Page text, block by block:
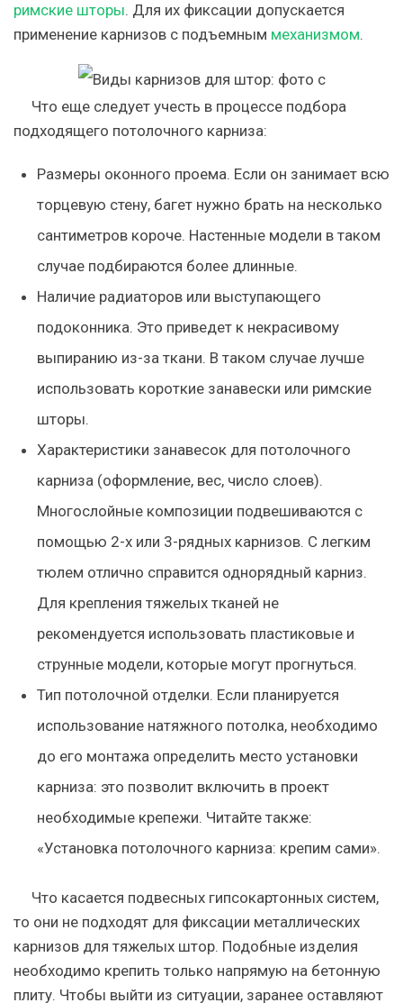
римские шторы. Для их фиксации допускается
применение карнизов с подъемным механизмом.
Что еще следует учесть в процессе подбора
подходящего потолочного карниза:
Размеры оконного проема. Если он занимает всю
торцевую стену, багет нужно брать на несколько
сантиметров короче. Настенные модели в таком
случае подбираются более длинные.
Наличие радиаторов или выступающего
подоконника. Это приведет к некрасивому
выпиранию из-за ткани. В таком случае лучше
использовать короткие занавески или римские
шторы.
Характеристики занавесок для потолочного
карниза (оформление, вес, число слоев).
Многослойные композиции подвешиваются с
помощью 2-х или 3-рядных карнизов. С легким
тюлем отлично справится однорядный карниз.
Для крепления тяжелых тканей не
рекомендуется использовать пластиковые и
струнные модели, которые могут прогнуться.
Тип потолочной отделки. Если планируется
использование натяжного потолка, необходимо
до его монтажа определить место установки
карниза: это позволит включить в проект
необходимые крепежи. Читайте также:
«Установка потолочного карниза: крепим сами».
Что касается подвесных гипсокартонных систем,
то они не подходят для фиксации металлических
карнизов для тяжелых штор. Подобные изделия
необходимо крепить только напрямую на бетонную
плиту. Чтобы выйти из ситуации, заранее оставляют